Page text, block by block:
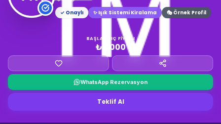
✓ Onaylı
✨ Işık Sistemi Kiralama 🎭 Örnek Profil
BAŞLANGIÇ FIYATI
₺4.000
WhatsApp Rezervasyon
Teklif Al